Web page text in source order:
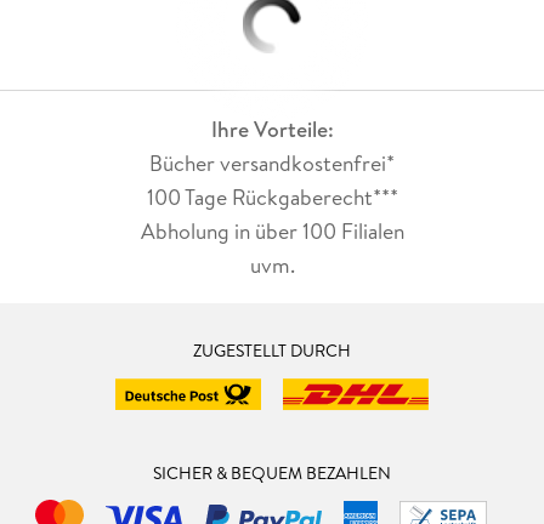
Ihre Vorteile:
Bücher versandkostenfrei*
100 Tage Rückgaberecht***
Abholung in über 100 Filialen
uvm.
ZUGESTELLT DURCH
SICHER & BEQUEM BEZAHLEN